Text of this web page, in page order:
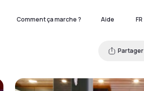
Comment ça marche ? Aide FR
Partager